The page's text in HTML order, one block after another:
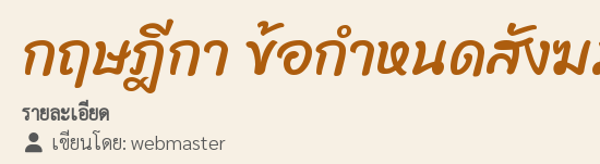
กฤษฎีกา ข้อกําหนดสัง
รายละเอียด
เขียนโดย: webmaster